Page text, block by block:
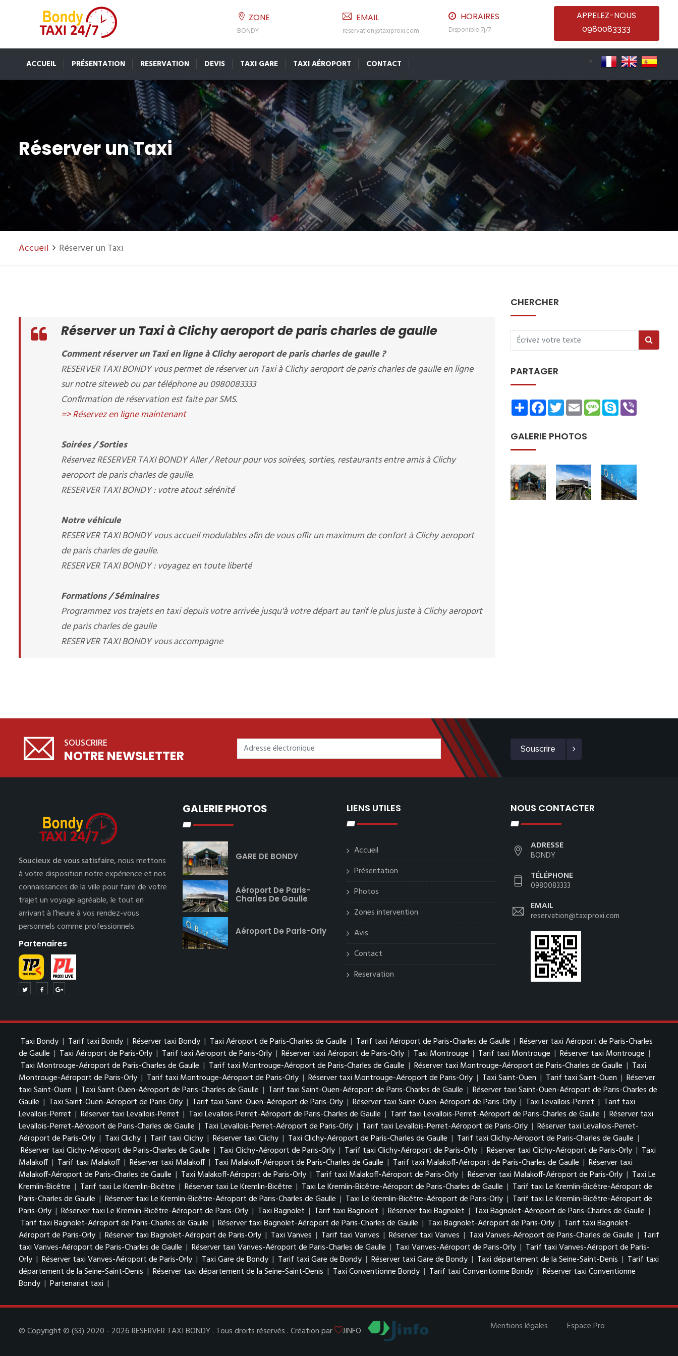
ZONE
BONDY
EMAIL
reservation@taxiproxi.com
HORAIRES
Disponible 7j/7
APPELEZ-NOUS
0980083333
ACCUEIL PRÉSENTATION RESERVATION DEVIS TAXI GARE TAXI AÉROPORT CONTACT
Réserver un Taxi
Accueil Réserver un Taxi
Réserver un Taxi à Clichy aeroport de paris charles de gaulle
Comment réserver un Taxi en ligne à Clichy aeroport de paris charles de gaulle ?
RESERVER TAXI BONDY vous permet de réserver un Taxi à Clichy aeroport de paris charles de gaulle en ligne
sur notre siteweb ou par téléphone au 0980083333
Confirmation de réservation est faite par SMS.
=> Réservez en ligne maintenant
Soirées / Sorties
Réservez RESERVER TAXI BONDY Aller / Retour pour vos soirées, sorties, restaurants entre amis à Clichy
aeroport de paris charles de gaulle.
RESERVER TAXI BONDY : votre atout sérénité
Notre véhicule
RESERVER TAXI BONDY vous accueil modulables afin de vous offir un maximum de confort à Clichy aeroport
de paris charles de gaulle.
RESERVER TAXI BONDY : voyagez en toute liberté
Formations / Séminaires
Programmez vos trajets en taxi depuis votre arrivée jusqu'à votre départ au tarif le plus juste à Clichy aeroport
de paris charles de gaulle
RESERVER TAXI BONDY vous accompagne
CHERCHER
PARTAGER
ShareFacebookTwitterEmailMessage
Skype
GALERIE PHOTOS
SOUSCRIRE
NOTRE NEWSLETTER Souscrire
Soucieux de vous satisfaire,nous mettons
à votre disposition notre expérience et nos
connaissances de la ville pour faire de votre
trajet un voyage agréable, le tout en
arrivant à l’heure à vos rendez-vous
personnels comme professionnels.
Partenaires
GALERIE PHOTOS
GARE DE BONDY
Aéroport De Paris-
Charles De Gaulle
Aéroport De Paris-Orly
LIENS UTILES
Accueil
Présentation
Photos
Zones intervention
Avis
Contact
Reservation
NOUS CONTACTER
ADRESSE
BONDY
TÉLÉPHONE
0980083333
EMAIL
reservation@taxiproxi.com
Taxi Bondy | Tarif taxi Bondy | Réserver taxi Bondy | Taxi Aéroport de Paris-Charles de Gaulle | Tarif taxi Aéroport de Paris-Charles de Gaulle | Réserver taxi Aéroport de Paris-Charles
de Gaulle | Taxi Aéroport de Paris-Orly | Tarif taxi Aéroport de Paris-Orly | Réserver taxi Aéroport de Paris-Orly | Taxi Montrouge | Tarif taxi Montrouge | Réserver taxi Montrouge |
Taxi Montrouge-Aéroport de Paris-Charles de Gaulle | Tarif taxi Montrouge-Aéroport de Paris-Charles de Gaulle | Réserver taxi Montrouge-Aéroport de Paris-Charles de Gaulle | Taxi
Montrouge-Aéroport de Paris-Orly | Tarif taxi Montrouge-Aéroport de Paris-Orly | Réserver taxi Montrouge-Aéroport de Paris-Orly | Taxi Saint-Ouen | Tarif taxi Saint-Ouen | Réserver
taxi Saint-Ouen | Taxi Saint-Ouen-Aéroport de Paris-Charles de Gaulle | Tarif taxi Saint-Ouen-Aéroport de Paris-Charles de Gaulle | Réserver taxi Saint-Ouen-Aéroport de Paris-Charles de
Gaulle | Taxi Saint-Ouen-Aéroport de Paris-Orly | Tarif taxi Saint-Ouen-Aéroport de Paris-Orly | Réserver taxi Saint-Ouen-Aéroport de Paris-Orly | Taxi Levallois-Perret | Tarif taxi
Levallois-Perret | Réserver taxi Levallois-Perret | Taxi Levallois-Perret-Aéroport de Paris-Charles de Gaulle | Tarif taxi Levallois-Perret-Aéroport de Paris-Charles de Gaulle | Réserver taxi
Levallois-Perret-Aéroport de Paris-Charles de Gaulle | Taxi Levallois-Perret-Aéroport de Paris-Orly | Tarif taxi Levallois-Perret-Aéroport de Paris-Orly | Réserver taxi Levallois-Perret-
Aéroport de Paris-Orly | Taxi Clichy | Tarif taxi Clichy | Réserver taxi Clichy | Taxi Clichy-Aéroport de Paris-Charles de Gaulle | Tarif taxi Clichy-Aéroport de Paris-Charles de Gaulle |
Réserver taxi Clichy-Aéroport de Paris-Charles de Gaulle | Taxi Clichy-Aéroport de Paris-Orly | Tarif taxi Clichy-Aéroport de Paris-Orly | Réserver taxi Clichy-Aéroport de Paris-Orly | Taxi
Malakoff | Tarif taxi Malakoff | Réserver taxi Malakoff | Taxi Malakoff-Aéroport de Paris-Charles de Gaulle | Tarif taxi Malakoff-Aéroport de Paris-Charles de Gaulle | Réserver taxi
Malakoff-Aéroport de Paris-Charles de Gaulle | Taxi Malakoff-Aéroport de Paris-Orly | Tarif taxi Malakoff-Aéroport de Paris-Orly | Réserver taxi Malakoff-Aéroport de Paris-Orly | Taxi Le
Kremlin-Bicêtre | Tarif taxi Le Kremlin-Bicêtre | Réserver taxi Le Kremlin-Bicêtre | Taxi Le Kremlin-Bicêtre-Aéroport de Paris-Charles de Gaulle | Tarif taxi Le Kremlin-Bicêtre-Aéroport de
Paris-Charles de Gaulle | Réserver taxi Le Kremlin-Bicêtre-Aéroport de Paris-Charles de Gaulle | Taxi Le Kremlin-Bicêtre-Aéroport de Paris-Orly | Tarif taxi Le Kremlin-Bicêtre-Aéroport de
Paris-Orly | Réserver taxi Le Kremlin-Bicêtre-Aéroport de Paris-Orly | Taxi Bagnolet | Tarif taxi Bagnolet | Réserver taxi Bagnolet | Taxi Bagnolet-Aéroport de Paris-Charles de Gaulle |
Tarif taxi Bagnolet-Aéroport de Paris-Charles de Gaulle | Réserver taxi Bagnolet-Aéroport de Paris-Charles de Gaulle | Taxi Bagnolet-Aéroport de Paris-Orly | Tarif taxi Bagnolet-
Aéroport de Paris-Orly | Réserver taxi Bagnolet-Aéroport de Paris-Orly | Taxi Vanves | Tarif taxi Vanves | Réserver taxi Vanves | Taxi Vanves-Aéroport de Paris-Charles de Gaulle | Tarif
taxi Vanves-Aéroport de Paris-Charles de Gaulle | Réserver taxi Vanves-Aéroport de Paris-Charles de Gaulle | Taxi Vanves-Aéroport de Paris-Orly | Tarif taxi Vanves-Aéroport de Paris-
Orly | Réserver taxi Vanves-Aéroport de Paris-Orly | Taxi Gare de Bondy | Tarif taxi Gare de Bondy | Réserver taxi Gare de Bondy | Taxi département de la Seine-Saint-Denis | Tarif taxi
département de la Seine-Saint-Denis | Réserver taxi département de la Seine-Saint-Denis | Taxi Conventionne Bondy | Tarif taxi Conventionne Bondy | Réserver taxi Conventionne
Bondy | Partenariat taxi |
© Copyright © (S3) 2020 - 2026 RESERVER TAXI BONDY . Tous droits réservés . Création par JINFO Mentions légales Espace Pro